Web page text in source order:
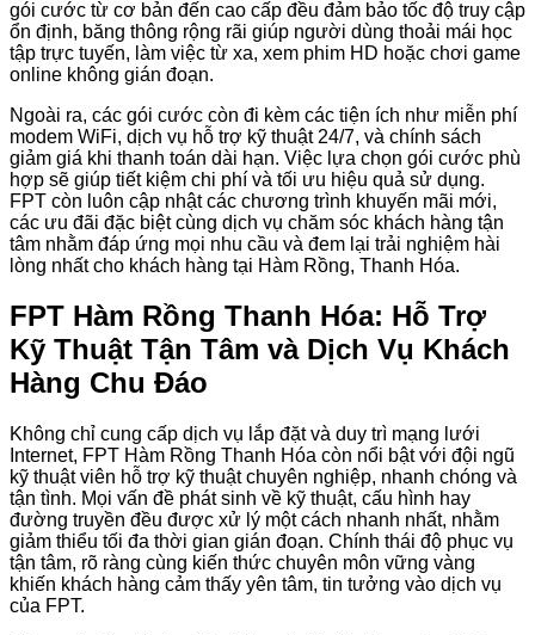
gói cước từ cơ bản đến cao cấp đều đảm bảo tốc độ truy cập
ổn định, băng thông rộng rãi giúp người dùng thoải mái học
tập trực tuyến, làm việc từ xa, xem phim HD hoặc chơi game
online không gián đoạn.
Ngoài ra, các gói cước còn đi kèm các tiện ích như miễn phí
modem WiFi, dịch vụ hỗ trợ kỹ thuật 24/7, và chính sách
giảm giá khi thanh toán dài hạn. Việc lựa chọn gói cước phù
hợp sẽ giúp tiết kiệm chi phí và tối ưu hiệu quả sử dụng.
FPT còn luôn cập nhật các chương trình khuyến mãi mới,
các ưu đãi đặc biệt cùng dịch vụ chăm sóc khách hàng tận
tâm nhằm đáp ứng mọi nhu cầu và đem lại trải nghiệm hài
lòng nhất cho khách hàng tại Hàm Rồng, Thanh Hóa.
FPT Hàm Rồng Thanh Hóa: Hỗ Trợ
Kỹ Thuật Tận Tâm và Dịch Vụ Khách
Hàng Chu Đáo
Không chỉ cung cấp dịch vụ lắp đặt và duy trì mạng lưới
Internet, FPT Hàm Rồng Thanh Hóa còn nổi bật với đội ngũ
kỹ thuật viên hỗ trợ kỹ thuật chuyên nghiệp, nhanh chóng và
tận tình. Mọi vấn đề phát sinh về kỹ thuật, cấu hình hay
đường truyền đều được xử lý một cách nhanh nhất, nhằm
giảm thiểu tối đa thời gian gián đoạn. Chính thái độ phục vụ
tận tâm, rõ ràng cùng kiến thức chuyên môn vững vàng
khiến khách hàng cảm thấy yên tâm, tin tưởng vào dịch vụ
của FPT.